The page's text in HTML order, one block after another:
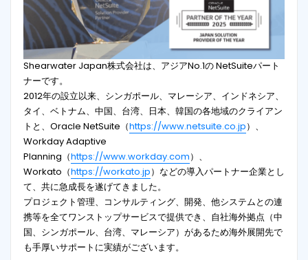
Shearwater Japan株式会社は、アジアNo.1の NetSuiteパート
ナーです。
2012年の設立以来、シンガポール、マレーシア、インドネシア、
タイ、ベトナム、中国、台湾、日本、韓国の各地域のクライアン
トと、Oracle NetSuite（https://www.netsuite.co.jp）、
Workday Adaptive
Planning（https://www.workday.com）、
Workato（https://workato.jp）などの導入パートナー企業とし
て、共に急成長を遂げてきました。
プロジェクト管理、コンサルティング、開発、他システムとの連
携等を全てワンストップサービスで提供でき、自社海外拠点（中
国、シンガポール、台湾、マレーシア）があるため海外展開先で
も手厚いサポートに実績がございます。